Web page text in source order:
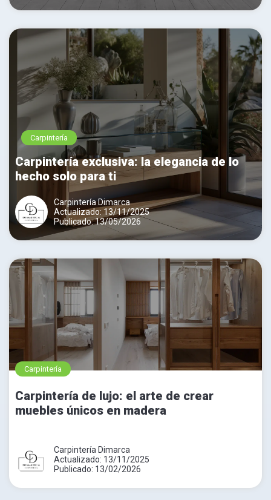
Carpintería
Carpintería exclusiva: la elegancia de lo
hecho solo para ti
Carpintería Dimarca
Actualizado: 13/11/2025
Publicado: 13/05/2026
Carpintería
Carpintería de lujo: el arte de crear
muebles únicos en madera
Carpintería Dimarca
Actualizado: 13/11/2025
Publicado: 13/02/2026